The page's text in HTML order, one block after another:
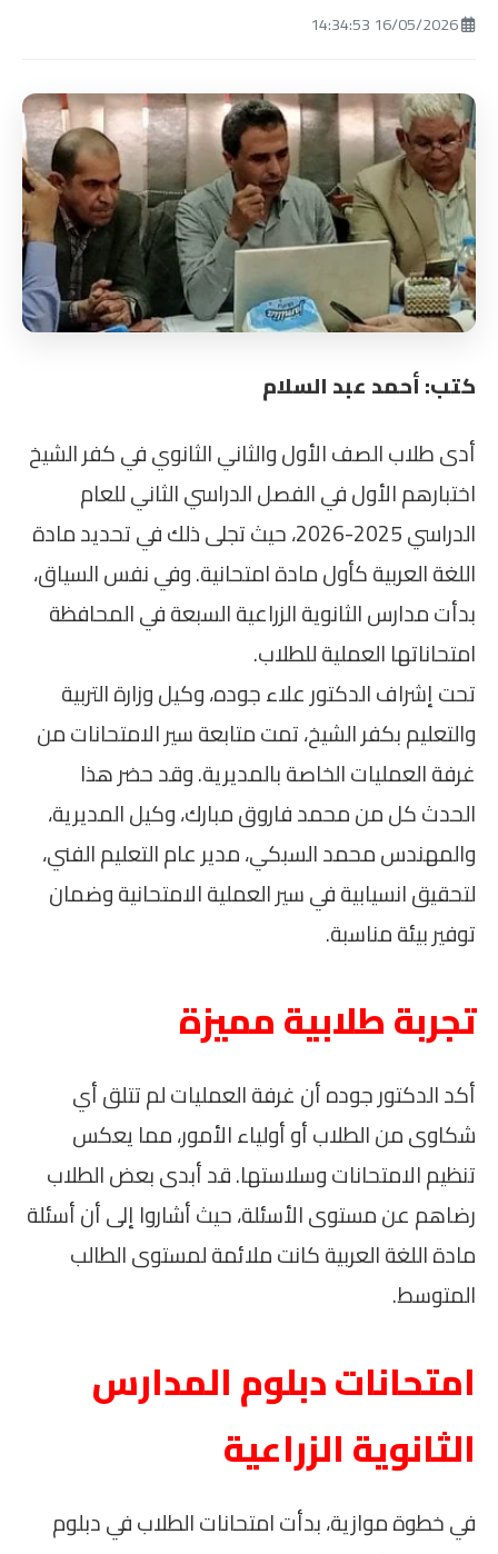
كتب: أحمد عبد السلام
أدى طلاب الصف الأول والثاني الثانوي في كفر الشيخ
اختبارهم الأول في الفصل الدراسي الثاني للعام
الدراسي 2025-2026، حيث تجلى ذلك في تحديد مادة
اللغة العربية كأول مادة امتحانية. وفي نفس السياق،
بدأت مدارس الثانوية الزراعية السبعة في المحافظة
امتحاناتها العملية للطلاب.
تحت إشراف الدكتور علاء جوده، وكيل وزارة التربية
والتعليم بكفر الشيخ، تمت متابعة سير الامتحانات من
غرفة العمليات الخاصة بالمديرية. وقد حضر هذا
الحدث كل من محمد فاروق مبارك، وكيل المديرية،
والمهندس محمد السبكي، مدير عام التعليم الفني،
لتحقيق انسيابية في سير العملية الامتحانية وضمان
توفير بيئة مناسبة.
تجربة طلابية مميزة
أكد الدكتور جوده أن غرفة العمليات لم تتلق أي
شكاوى من الطلاب أو أولياء الأمور، مما يعكس
تنظيم الامتحانات وسلاستها. قد أبدى بعض الطلاب
رضاهم عن مستوى الأسئلة، حيث أشاروا إلى أن أسئلة
مادة اللغة العربية كانت ملائمة لمستوى الطالب
المتوسط.
امتحانات دبلوم المدارس
الثانوية الزراعية
في خطوة موازية، بدأت امتحانات الطلاب في دبلوم